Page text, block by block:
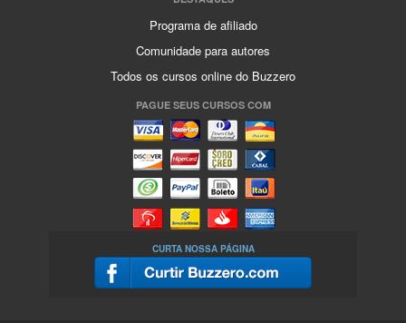
Programa de afiliado
Comunidade para autores
Todos os cursos online do Buzzero
PAGUE SEUS CURSOS COM
CURTA NOSSA PÁGINA